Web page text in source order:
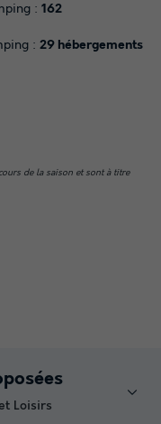
: 162
: 29 hébergements
de la saison et sont à titre
Loisirs